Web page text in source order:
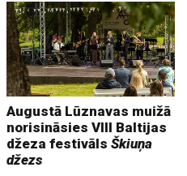
Augustā Lūznavas muižā
norisināsies VIII Baltijas
džeza festivālsŠkiuņa
džezs